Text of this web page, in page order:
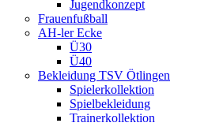
Jugendkonzept
Frauenfußball
AH-ler Ecke
Ü30
Ü40
Bekleidung TSV Ötlingen
Spielerkollektion
Spielbekleidung
Trainerkollektion